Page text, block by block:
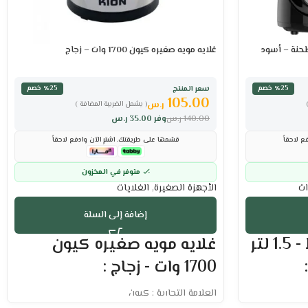
٪25 خصم
لاحقاً
خلاط كيون 400 واط - 1.5 لتر
غلايه مويه صغيره كيون 1700 وات – زجاج
سعر المنتج
٪25 خصم
( يشمل الضريبة المضافة )
105.00 ر.س
وفر 35.00 ر.س 140.00ر.س
قسّمها على طريقتك. اشترِ الآن وادفع لاحقاً
متوفر في المخزون
الأجهزة الصغيرة, الغلايات
إضافة إلى السلة
غلايه مويه صغيره كيون
1700 وات - زجاج :
العلامة التجارية : كيون